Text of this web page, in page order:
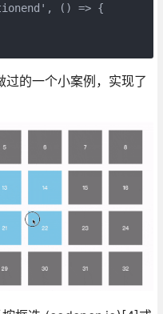
() => {
的一个小案例，实现了